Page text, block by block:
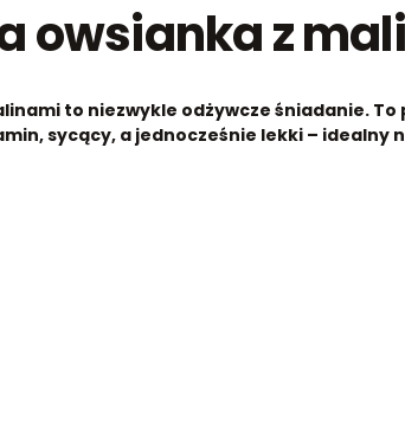
owsianka z
to niezwykle odżywcze śniadanie. To
sycący, a jednocześnie lekki – idealny